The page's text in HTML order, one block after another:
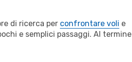
di ricerca per confrontare voli e
e semplici passaggi. Al termine